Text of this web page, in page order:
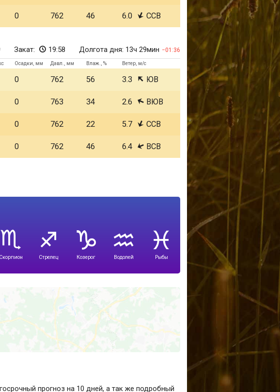
0 762 46 6.0 ССВ
Закат: 19:58 Долгота дня: 13ч 29мин 01:36
Осадки, мм Давл., мм Влаж., % Ветер, м/с
0 762 56 3.3 ЮВ
0 763 34 2.6 ВЮВ
0 762 22 5.7 ССВ
0 762 46 6.4 ВСВ
Скорпион Стрелец Козерог Водолей Рыбы
прогноз на 10 дней, а так же подробный